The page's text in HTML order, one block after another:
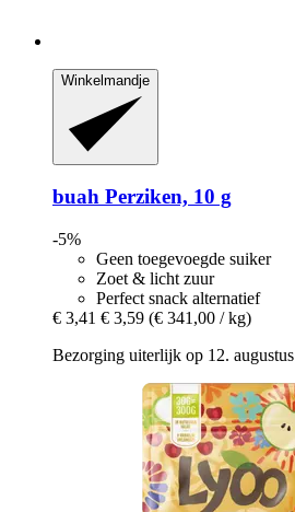
Winkelmandje
buah Perziken, 10 g
-5%
Geen toegevoegde suiker
Zoet & licht zuur
Perfect snack alternatief
€ 3,41 € 3,59 (€ 341,00 / kg)
Bezorging uiterlijk op 12. augustus